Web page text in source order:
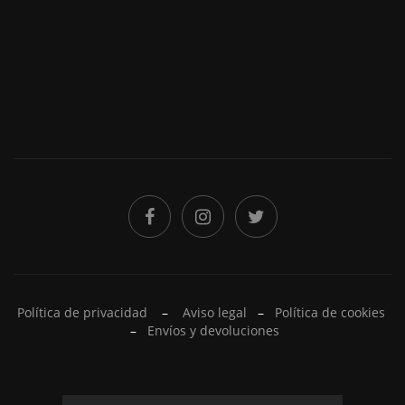
Política de privacidad – Aviso legal – Política de cookies
– Envíos y devoluciones